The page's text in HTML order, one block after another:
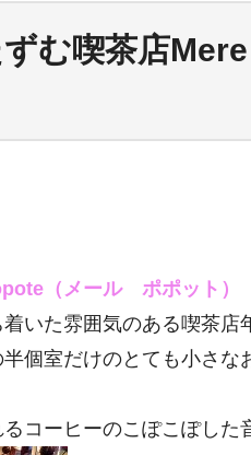
む喫茶店Mere
（メール ポポット）
いた雰囲気のある喫茶店
個室だけのとても小さな
コーヒーのこぽこぽした